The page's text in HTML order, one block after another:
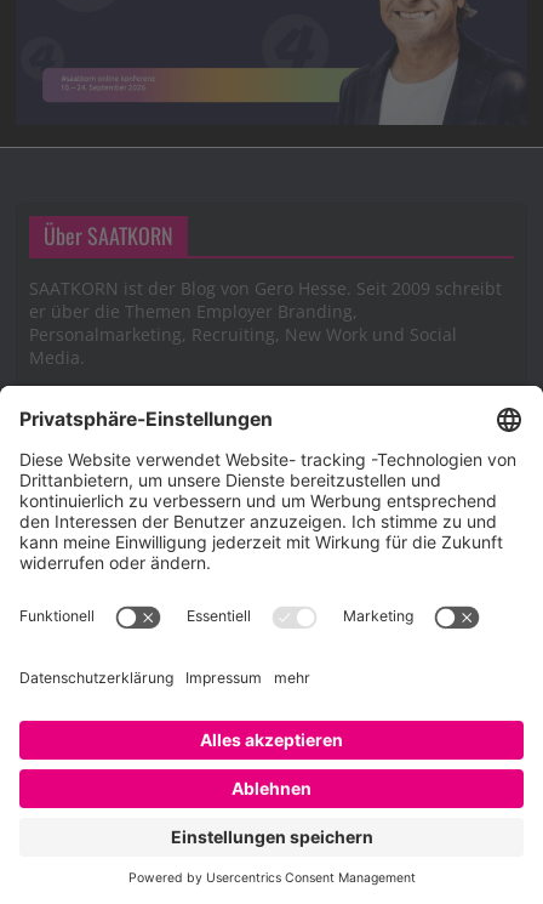
Über SAATKORN
SAATKORN ist der Blog von Gero Hesse. Seit 2009 schreibt
er über die Themen Employer Branding,
Personalmarketing, Recruiting, New Work und Social
Media.
Impressum
Impressum
Cookie-Richtlinie (EU)
Copyright © 2026SAATKORN